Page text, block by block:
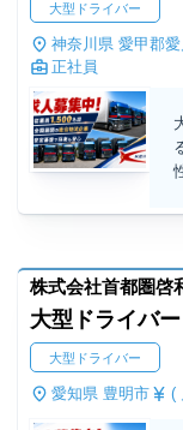
大型ドライバー
神奈川県 愛甲郡
正社員
株式会社首都圏啓
大型ドライバー
大型ドライバー
愛知県 豊明市 (